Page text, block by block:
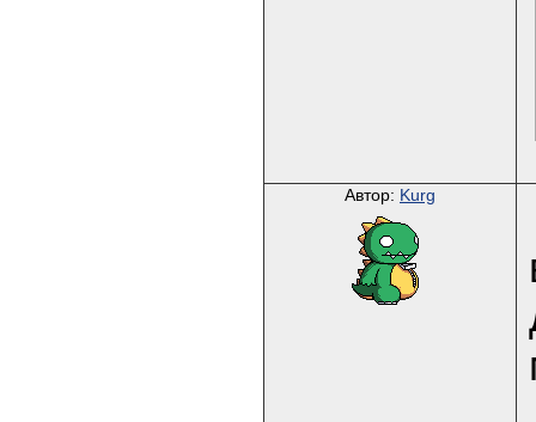
Автор: Kurg